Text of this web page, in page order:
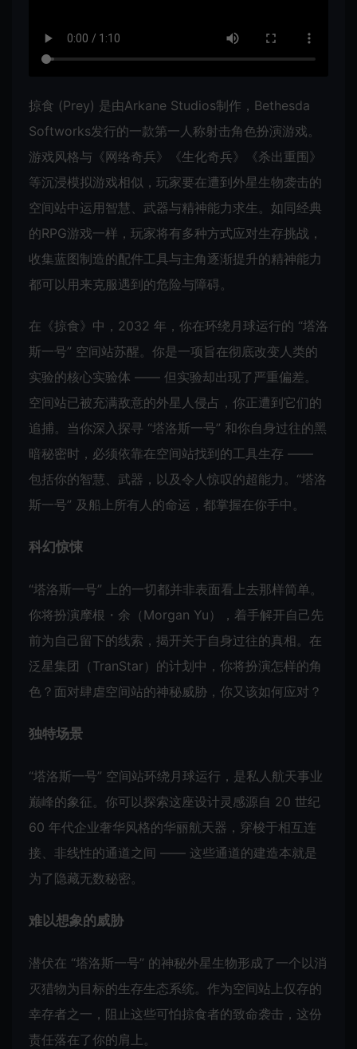
掠食 (Prey) 是由Arkane Studios制作，Bethesda
Softworks发行的一款第一人称射击角色扮演游戏。
游戏风格与《网络奇兵》《生化奇兵》《杀出重围》
等沉浸模拟游戏相似，玩家要在遭到外星生物袭击的
空间站中运用智慧、武器与精神能力求生。如同经典
的RPG游戏一样，玩家将有多种方式应对生存挑战，
收集蓝图制造的配件工具与主角逐渐提升的精神能力
都可以用来克服遇到的危险与障碍。
在《掠食》中，2032 年，你在环绕月球运行的 “塔洛
斯一号” 空间站苏醒。你是一项旨在彻底改变人类的
实验的核心实验体 —— 但实验却出现了严重偏差。
空间站已被充满敌意的外星人侵占，你正遭到它们的
追捕。当你深入探寻 “塔洛斯一号” 和你自身过往的黑
暗秘密时，必须依靠在空间站找到的工具生存 ——
包括你的智慧、武器，以及令人惊叹的超能力。“塔洛
斯一号” 及船上所有人的命运，都掌握在你手中。
科幻惊悚
“塔洛斯一号” 上的一切都并非表面看上去那样简单。
你将扮演摩根・余（Morgan Yu），着手解开自己先
前为自己留下的线索，揭开关于自身过往的真相。在
泛星集团（TranStar）的计划中，你将扮演怎样的角
色？面对肆虐空间站的神秘威胁，你又该如何应对？
独特场景
“塔洛斯一号” 空间站环绕月球运行，是私人航天事业
巅峰的象征。你可以探索这座设计灵感源自 20 世纪
60 年代企业奢华风格的华丽航天器，穿梭于相互连
接、非线性的通道之间 —— 这些通道的建造本就是
为了隐藏无数秘密。
难以想象的威胁
潜伏在 “塔洛斯一号” 的神秘外星生物形成了一个以消
灭猎物为目标的生存生态系统。作为空间站上仅存的
幸存者之一，阻止这些可怕掠食者的致命袭击，这份
责任落在了你的肩上。